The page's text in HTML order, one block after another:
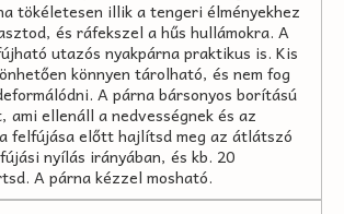
tökéletesen illik a tengeri élményekhez
és ráfekszel a hűs hullámokra. A
utazós nyakpárna praktikus is. Kis
könnyen tárolható, és nem fog
A párna bársonyos borítású
ami ellenáll a nedvességnek és az
felfújása előtt hajlítsd meg az átlátszó
nyílás irányában, és kb. 20
A párna kézzel mosható.